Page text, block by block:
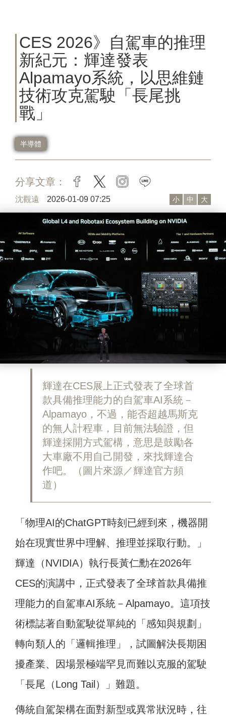
CES 2026》自駕車的推理
新紀元：輝達發表
Alpamayo系統，以思維鏈
技術攻克駕駛「長尾挑
戰」
半導體
分享文章： facebook
twitter instagram
沈觀遠 2026-01-09 07:25 小 中 大
輝達在CES展上正式發表了全球首
款具備推理能力的自駕車AI系統－
Alpamayo，不過，能否超越馬斯克
的無人計程車，目前無法驗證，但
輝達採開方式駕構，意思是鼓勵各
大車廠不用自己開發，來找輝達合
作吧。（圖片來源／輝達官方頻
道）
「物理AI的ChatGPT時刻已經到來，機器開
始在現實世界中理解、推理並採取行動。」
輝達（NVIDIA）執行長黃仁勳在2026年
CES的演講中，正式發表了全球首款具備推
理能力的自駕車AI系統－Alpamayo。這項技
術標誌著自動駕駛從單純的「感知與規劃」
轉向類人的「邏輯推理」，試圖解決長期困
擾產業、因場景極端罕見而難以克服的駕駛
「長尾（Long Tail）」難題。
傳統自駕架構在面對新型或異常狀況時，往